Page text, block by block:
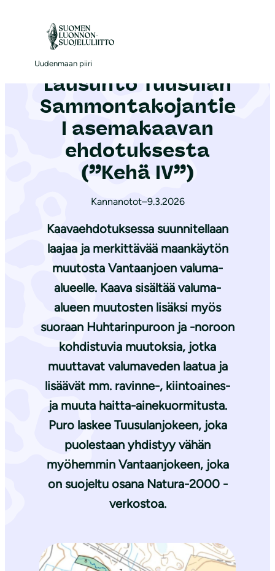
Uudenmaan piiri
Etusivu|Ajankohtaista
Lausunto Tuusulan
Sammontakojantie
I asemakaavan
ehdotuksesta
(”Kehä IV”)
Kannanotot–9.3.2026
Kaavaehdotuksessa suunnitellaan
laajaa ja merkittävää maankäytön
muutosta Vantaanjoen valuma-
alueelle. Kaava sisältää valuma-
alueen muutosten lisäksi myös
suoraan Huhtarinpuroon ja -noroon
kohdistuvia muutoksia, jotka
muuttavat valumaveden laatua ja
lisäävät mm. ravinne-, kiintoaines-
ja muuta haitta-ainekuormitusta.
Puro laskee Tuusulanjokeen, joka
puolestaan yhdistyy vähän
myöhemmin Vantaanjokeen, joka
on suojeltu osana Natura-2000 -
verkostoa.